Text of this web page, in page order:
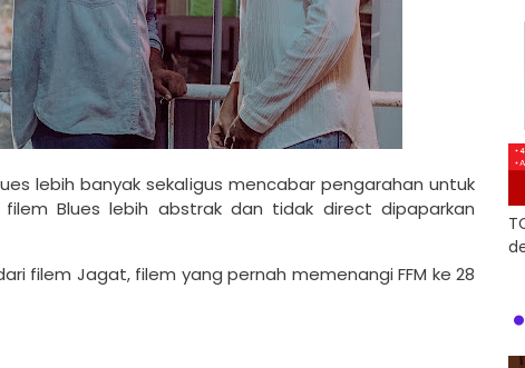
lebih banyak sekaligus mencabar pengarahan untuk
Blues lebih abstrak dan tidak direct dipaparkan
filem Jagat, filem yang pernah memenangi FFM ke 28